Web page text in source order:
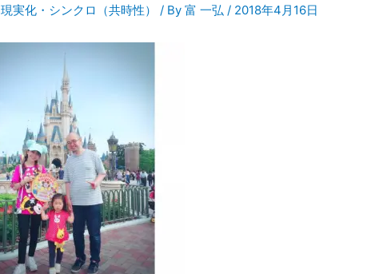
現実化・シンクロ（共時性） / By 富 一弘 / 2018年4月16日